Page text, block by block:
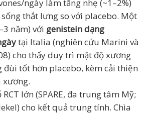
ngày làm tăng nhẹ (~1–2%)
thắt lưng so với placebo. Một
năm) với genistein dạng
tại Italia (nghiên cứu Marini và
cho thấy duy trì mật độ xương
đùi tốt hơn placebo, kèm cải thiện
xương.
lớn (SPARE, đa trung tâm Mỹ;
cho kết quả trung tính. Chìa